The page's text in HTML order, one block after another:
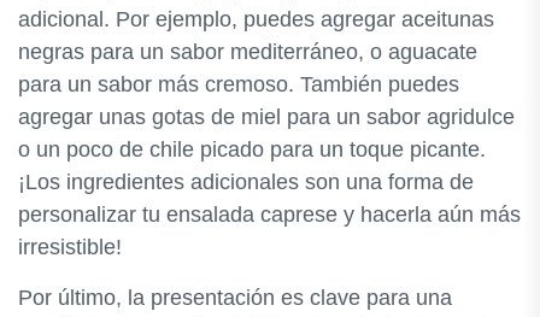
adicional. Por ejemplo, puedes agregar aceitunas
negras para un sabor mediterráneo, o aguacate
para un sabor más cremoso. También puedes
agregar unas gotas de miel para un sabor agridulce
o un poco de chile picado para un toque picante.
¡Los ingredientes adicionales son una forma de
personalizar tu ensalada caprese y hacerla aún más
irresistible!
Por último, la presentación es clave para una